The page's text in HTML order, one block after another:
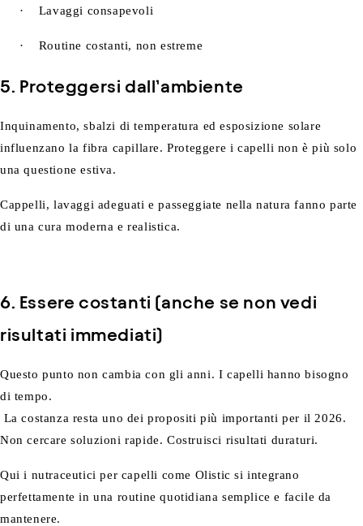
· Lavaggi consapevoli
· Routine costanti, non estreme
5. Proteggersi dall’ambiente
Inquinamento, sbalzi di temperatura ed esposizione solare
influenzano la fibra capillare. Proteggere i capelli non è più solo
una questione estiva.
Cappelli, lavaggi adeguati e passeggiate nella natura fanno parte
di una cura moderna e realistica.
6. Essere costanti (anche se non vedi
risultati immediati)
Questo punto non cambia con gli anni. I capelli hanno bisogno
di tempo.
La costanza resta uno dei propositi più importanti per il 2026.
Non cercare soluzioni rapide. Costruisci risultati duraturi.
Qui i nutraceutici per capelli come Olistic si integrano
perfettamente in una routine quotidiana semplice e facile da
mantenere.